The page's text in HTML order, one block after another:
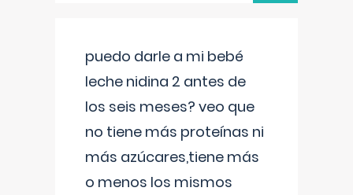
puedo darle a mi bebé
leche nidina 2 antes de
los seis meses? veo que
no tiene más proteínas ni
más azúcares,tiene más
o menos los mismos